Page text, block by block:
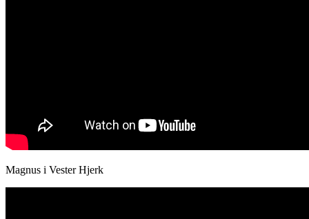
Magnus i Vester Hjerk